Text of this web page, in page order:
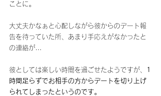
ことに。
大丈夫かなぁと心配しながら彼からのデート報
告を待っていた所、あまり手応えがなかったと
の連絡が…
彼としては楽しい時間を過ごせたようですが、
1
時間足らずでお相手の方からデートを切り上げ
られてしまったというのです。